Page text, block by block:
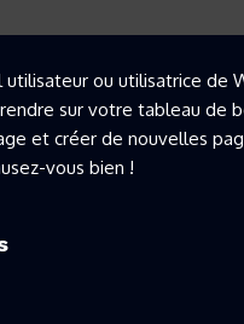
ou utilisatrice de
sur votre tableau de
et créer de nouvelles
vous bien !